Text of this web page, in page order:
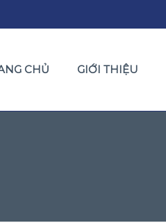
CHỦ GIỚI THIỆU